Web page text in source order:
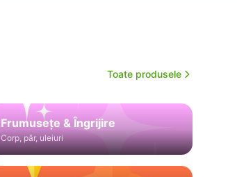
Toate produsele
Frumusețe & Îngrijire
Corp, păr, uleiuri